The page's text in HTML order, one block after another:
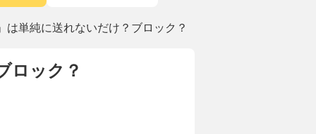
単純に送れないだけ？ブロック？
ロック？